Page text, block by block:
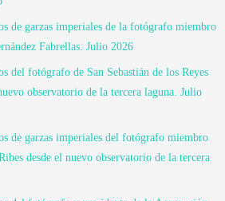
de garzas imperiales de la fotógrafo miembro
Fabrellas. Julio 2026
del fotógrafo de San Sebastián de los Reyes
observatorio de la tercera laguna. Julio
de garzas imperiales del fotógrafo miembro
desde el nuevo observatorio de la tercera